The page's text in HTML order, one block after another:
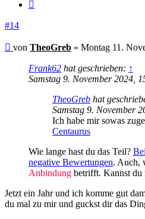
#14
Beitrag
von TheoGreb » Montag 11.
Frank62 hat geschrieben: ↑
Samstag 9. November 2024,
TheoGreb hat
Samstag 9. November
Ich habe mir sowas
Centaurus
Wie lange hast du das Teil?
negative Bewertungen. Auch,
Anbindung betrifft. Kannst du
Jetzt ein Jahr und ich komme gut
du mal zu mir und guckst dir das